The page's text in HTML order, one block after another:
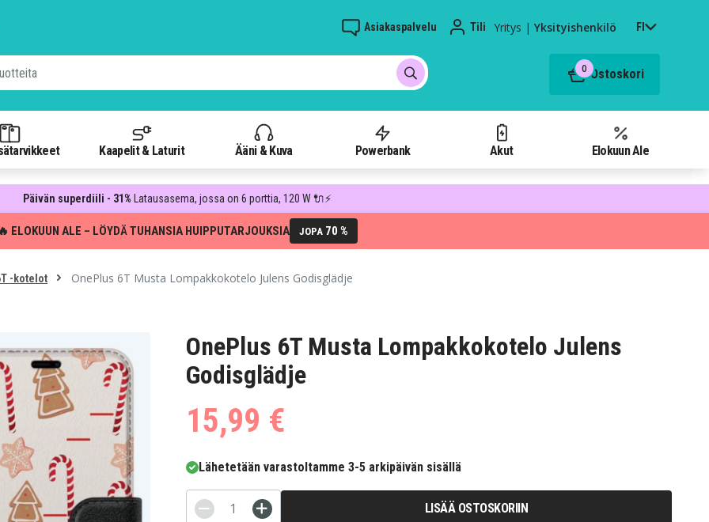
Asiakaspalvelu Tili Yritys | Yksityishenkilö FI
0 Ostoskori
Kaapelit & Laturit Ääni & Kuva Powerbank Akut Elokuun Ale
Päivän superdiili - 31% Latausasema, jossa on 6 porttia, 120 W 🔌⚡
ELOKUUN ALE – LÖYDÄ TUHANSIA HUIPPUTARJOUKSIA JOPA 70 %
-kotelot OnePlus 6T Musta Lompakkokotelo Julens Godisglädje
OnePlus 6T Musta Lompakkokotelo Julens
Godisglädje
15,99 €
Lähetetään varastoltamme 3-5 arkipäivän sisällä
LISÄÄ OSTOSKORIIN